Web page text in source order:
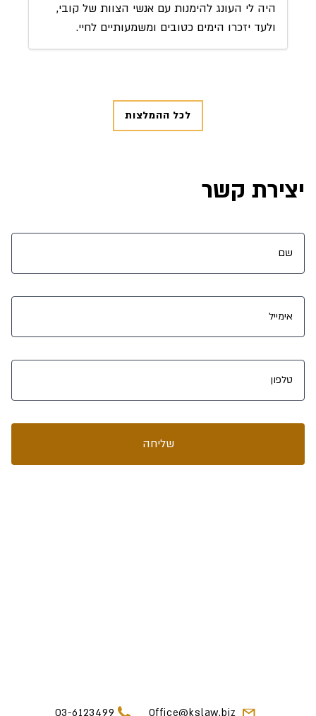
היה לי העונג להימנות עם אנשי הצוות של קובי,
ולעד יזכרו הימים כטובים ומשמעותיים לחיי.
לכל ההמלצות
יצירת קשר
שליחה
03-6123499 Office@kslaw.biz